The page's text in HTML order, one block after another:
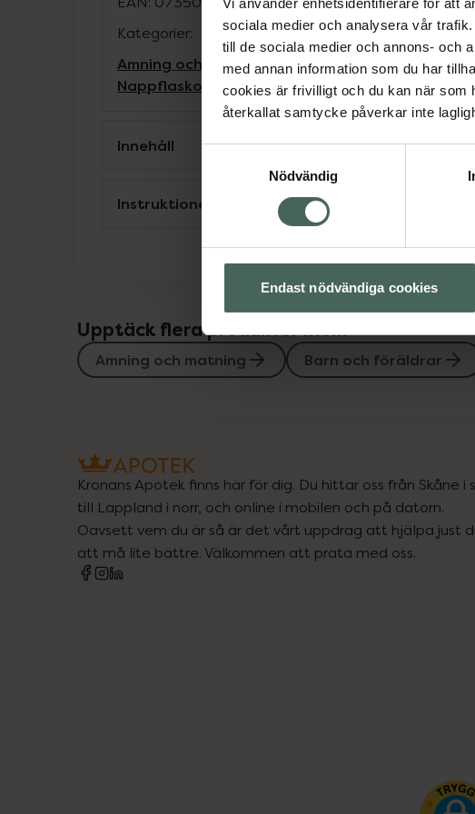
sociala medier och analysera vår
till de sociala medier och annons- och
med annan information som du har
cookies är frivilligt och du kan när som
återkallat samtycke påverkar inte
Nödvändig
Endast nödvändiga cookies
Kategorier:
Amning och matningBarn och föräldrar
Nappflaskor och dinapparÄta och dricka själv
Innehåll
Instruktioner
Upptäck flera produkter inom
Amning och matning Barn och föräldrar
Kronans Apotek finns här för dig. Du hittar oss från Skåne i
till Lappland i norr, och online i mobilen och på datorn.
Oavsett vem du är så är det vårt uppdrag att hjälpa just
att må lite bättre. Välkommen att prata med oss.